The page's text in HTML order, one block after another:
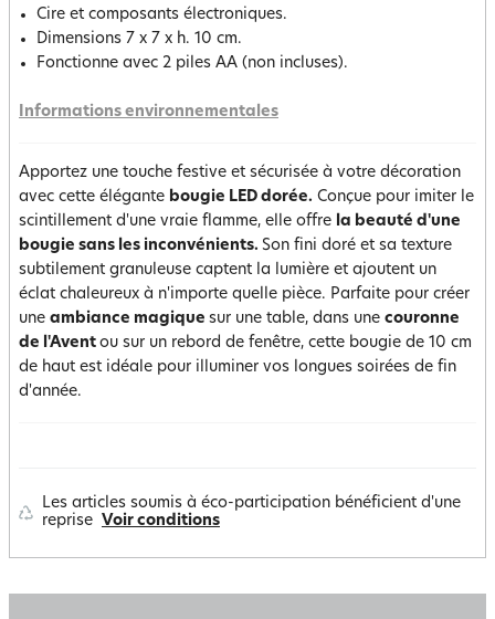
Cire et composants électroniques.
Dimensions 7 x 7 x h. 10 cm.
Fonctionne avec 2 piles AA (non incluses).
Informations environnementales
Apportez une touche festive et sécurisée à votre décoration
avec cette élégante bougie LED dorée. Conçue pour imiter le
scintillement d'une vraie flamme, elle offre la beauté d'une
bougie sans les inconvénients. Son fini doré et sa texture
subtilement granuleuse captent la lumière et ajoutent un
éclat chaleureux à n'importe quelle pièce. Parfaite pour créer
une ambiance magique sur une table, dans une couronne
de l'Avent ou sur un rebord de fenêtre, cette bougie de 10 cm
de haut est idéale pour illuminer vos longues soirées de fin
d'année.
Les articles soumis à éco-participation bénéficient d'une
reprise Voir conditions